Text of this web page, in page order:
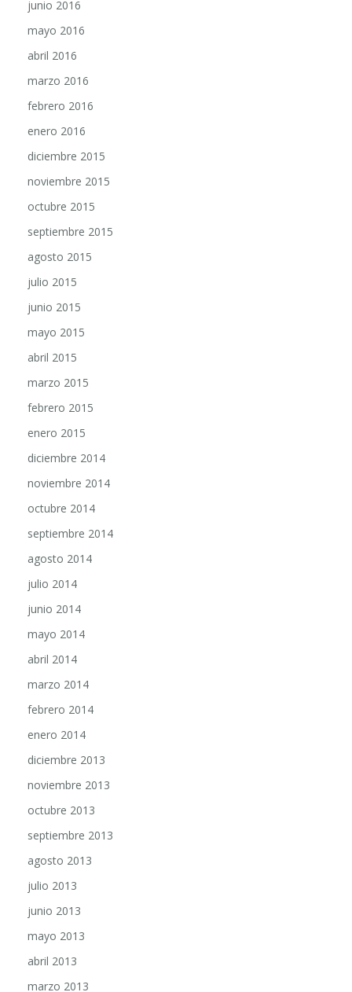
mayo 2016
abril 2016
marzo 2016
febrero 2016
enero 2016
diciembre 2015
noviembre 2015
octubre 2015
septiembre 2015
agosto 2015
julio 2015
junio 2015
mayo 2015
abril 2015
marzo 2015
febrero 2015
enero 2015
diciembre 2014
noviembre 2014
octubre 2014
septiembre 2014
agosto 2014
julio 2014
junio 2014
mayo 2014
abril 2014
marzo 2014
febrero 2014
enero 2014
diciembre 2013
noviembre 2013
octubre 2013
septiembre 2013
agosto 2013
julio 2013
junio 2013
mayo 2013
abril 2013
marzo 2013